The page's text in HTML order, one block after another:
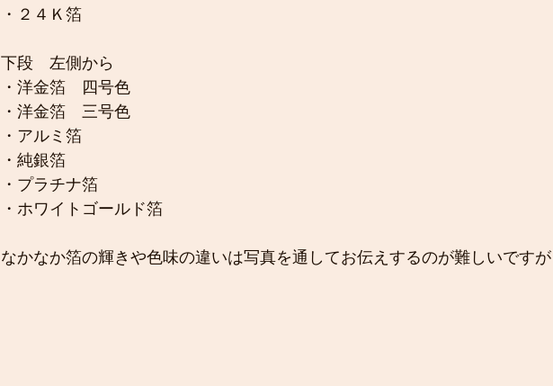
・２４Ｋ箔
下段　左側から
・洋金箔　四号色
・洋金箔　三号色
・アルミ箔
・純銀箔
・プラチナ箔
・ホワイトゴールド箔
なかなか箔の輝きや色味の違いは写真を通してお伝えするのが難しいです